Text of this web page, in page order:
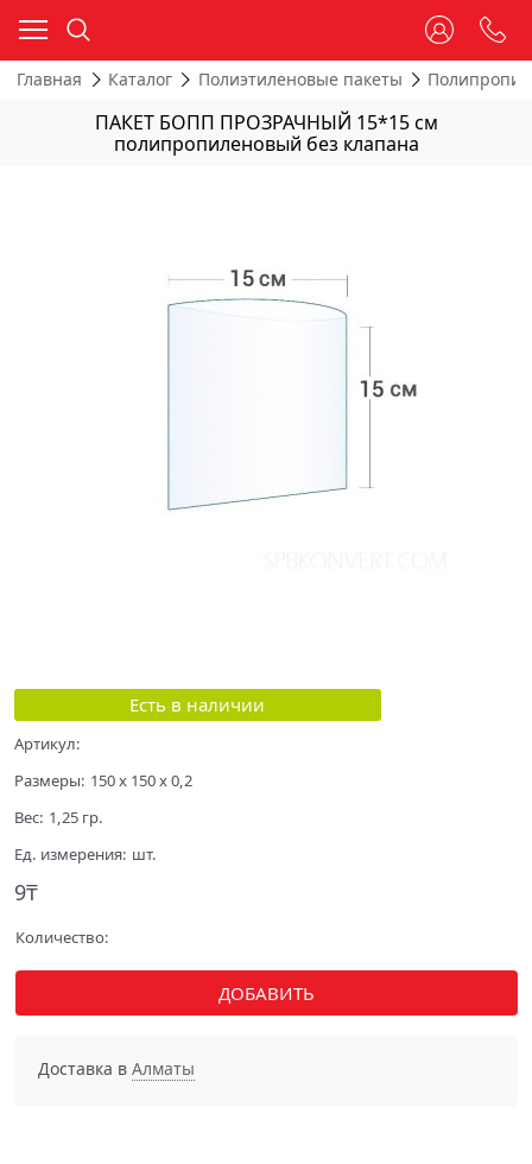
Главная Каталог Полиэтиленовые пакеты
ПАКЕТ БОПП ПРОЗРАЧНЫЙ 15*15 см
полипропиленовый без клапана
Есть в наличии
Артикул:
Размеры: 150 x 150 x 0,2
Вес: 1,25 гр.
Ед. измерения: шт.
9₸
Количество:
ДОБАВИТЬ
Доставка в Алматы